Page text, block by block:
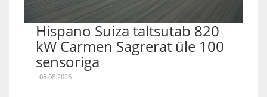
Hispano Suiza taltsutab 820
kW Carmen Sagrerat üle 100
sensoriga
05.08.2026